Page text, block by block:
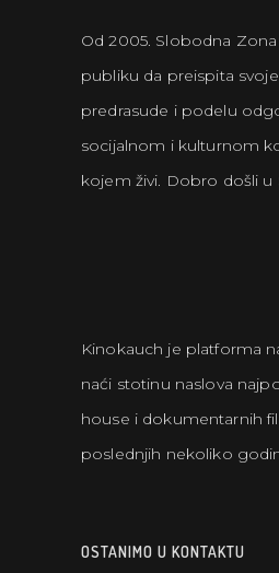
Od 2005. Slobodna
publiku da preispita
predrasude i podelu
socijalnom i kulturnom
kojem živi. Dobro došli
Kinokauch je platforma
naći stotinu naslova
house i dokumentarnih
poslednjih nekoliko
OSTANIMO U KONTAKTU